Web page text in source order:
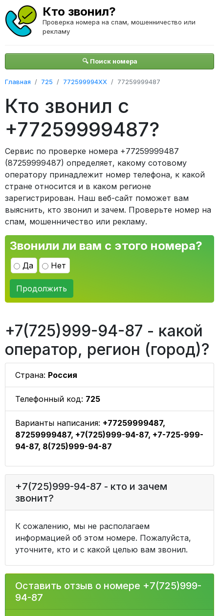
Кто звонил?
Проверка номера на спам, мошенничество или
рекламу
🔍 Поиск номера
Главная 725 772599994XX 77259999487
Кто звонил с
+77259999487?
Сервис по проверке номера +77259999487
(87259999487) определяет, какому сотовому
оператору принадлежит номер телефона, к какой
стране относится и в каком регионе
зарегистрирован. Наш веб-сайт поможет вам
выяснить, кто звонил и зачем. Проверьте номер на
спам, мошенничество или рекламу.
Звонили ли вам с этого номера?
Да Нет
Продолжить
+7(725)999-94-87 - какой
оператор, регион (город)?
Страна: Россия
Телефонный код: 725
Варианты написания: +77259999487,
87259999487, +7(725)999-94-87, +7-725-999-
94-87, 8(725)999-94-87
+7(725)999-94-87 - кто и зачем
звонит?
К сожалению, мы не располагаем
информацией об этом номере. Пожалуйста,
уточните, кто и с какой целью вам звонил.
Оставить отзыв о номере +7(725)999-
94-87